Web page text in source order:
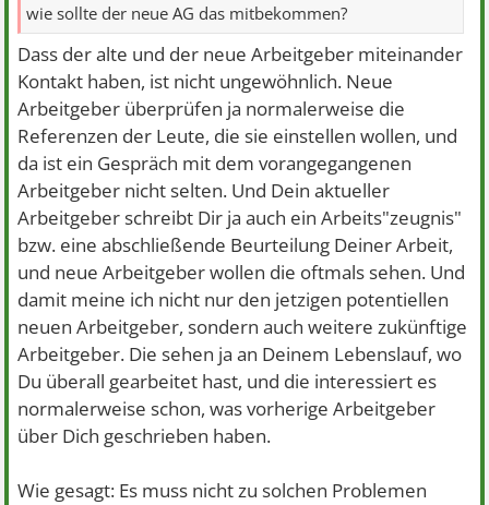
wie sollte der neue AG das mitbekommen?
Dass der alte und der neue Arbeitgeber miteinander
Kontakt haben, ist nicht ungewöhnlich. Neue
Arbeitgeber überprüfen ja normalerweise die
Referenzen der Leute, die sie einstellen wollen, und
da ist ein Gespräch mit dem vorangegangenen
Arbeitgeber nicht selten. Und Dein aktueller
Arbeitgeber schreibt Dir ja auch ein Arbeits"zeugnis"
bzw. eine abschließende Beurteilung Deiner Arbeit,
und neue Arbeitgeber wollen die oftmals sehen. Und
damit meine ich nicht nur den jetzigen potentiellen
neuen Arbeitgeber, sondern auch weitere zukünftige
Arbeitgeber. Die sehen ja an Deinem Lebenslauf, wo
Du überall gearbeitet hast, und die interessiert es
normalerweise schon, was vorherige Arbeitgeber
über Dich geschrieben haben.
Wie gesagt: Es muss nicht zu solchen Problemen